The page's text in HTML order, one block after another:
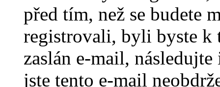
před tím, než se budete
registrovali, byli byste k
zaslán e-mail,
jste tento e-mail